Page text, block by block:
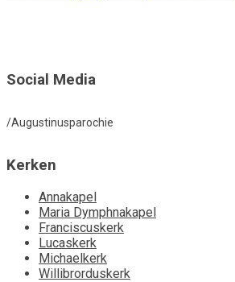
Social Media
/Augustinusparochie
Kerken
Annakapel
Maria Dymphnakapel
Franciscuskerk
Lucaskerk
Michaelkerk
Willibrorduskerk